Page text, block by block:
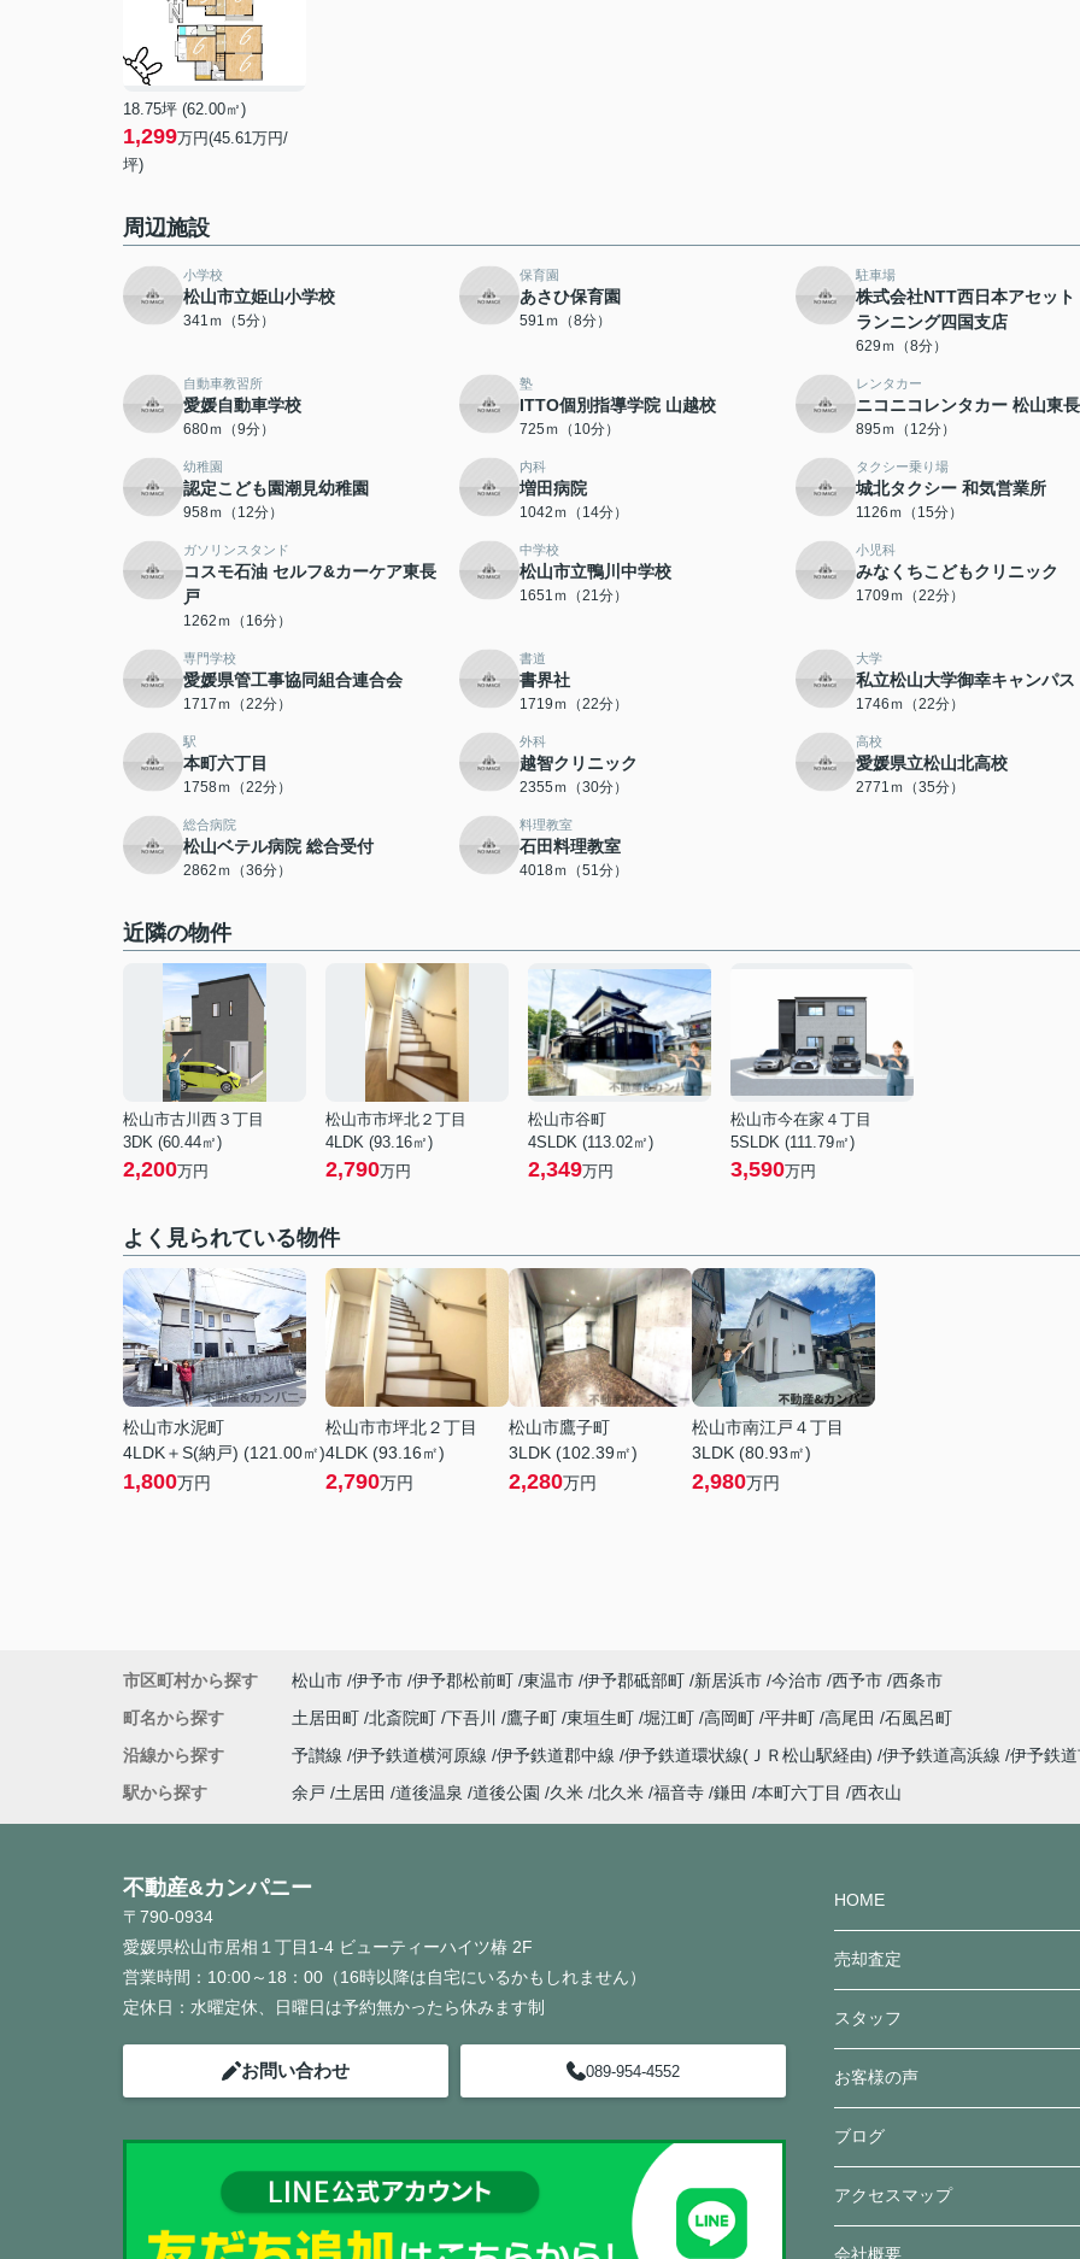
18.75坪 (62.00㎡)
1,299万円(45.61万円/
坪)
周辺施設
小学校
松山市立姫山小学校
341ｍ（5分）
保育園
あさひ保育園
591ｍ（8分）
駐車場
株式会社NTT西日本アセット
ランニング四国支店
629ｍ（8分）
自動車教習所
愛媛自動車学校
680ｍ（9分）
塾
ITTO個別指導学院 山越校
725ｍ（10分）
レンタカー
ニコニコレンタカー 松山東
895ｍ（12分）
幼稚園
認定こども園潮見幼稚園
958ｍ（12分）
内科
増田病院
1042ｍ（14分）
タクシー乗り場
城北タクシー 和気営業所
1126ｍ（15分）
ガソリンスタンド
コスモ石油 セルフ&カーケア東長
戸
1262ｍ（16分）
中学校
松山市立鴨川中学校
1651ｍ（21分）
小児科
みなくちこどもクリニック
1709ｍ（22分）
専門学校
愛媛県管工事協同組合連合会
1717ｍ（22分）
書道
書界社
1719ｍ（22分）
大学
私立松山大学御幸キャンパス
1746ｍ（22分）
駅
本町六丁目
1758ｍ（22分）
外科
越智クリニック
2355ｍ（30分）
高校
愛媛県立松山北高校
2771ｍ（35分）
総合病院
松山ベテル病院 総合受付
2862ｍ（36分）
料理教室
石田料理教室
4018ｍ（51分）
近隣の物件
松山市古川西３丁目
3DK (60.44㎡)
2,200万円
松山市市坪北２丁目
4LDK (93.16㎡)
2,790万円
松山市谷町
4SLDK (113.02㎡)
2,349万円
松山市今在家４丁目
5SLDK (111.79㎡)
3,590万円
よく見られている物件
松山市水泥町
4LDK＋S(納戸) (121.00㎡)
1,800万円
松山市市坪北２丁目
4LDK (93.16㎡)
2,790万円
松山市鷹子町
3LDK (102.39㎡)
2,280万円
松山市南江戸４丁目
3LDK (80.93㎡)
2,980万円
市区町村から探す 松山市 伊予市 伊予郡松前町 東温市 伊予郡砥部町 新居浜市 今治市 西予市 西条市
町名から探す
土居田町 北斎院町 下吾川 鷹子町 東垣生町 堀江町 高岡町 平井町 高尾田
石風呂町
沿線から探す
予讃線 伊予鉄道横河原線 伊予鉄道郡中線 伊予鉄道環状線(ＪＲ松山駅経由) 伊予鉄道高浜線 伊予鉄
駅から探す
余戸 土居田 道後温泉 道後公園 久米 北久米 福音寺 鎌田 本町六丁目 西衣山
不動産&カンパニー
〒790-0934
愛媛県松山市居相１丁目1-4 ビューティーハイツ椿 2F
営業時間： 10:00～18：00（16時以降は自宅にいるかもしれません）
定休日： 水曜定休、日曜日は予約無かったら休みます制
お問い合わせ 089-954-4552
HOME
売却査定
スタッフ
お客様の声
ブログ
アクセスマップ
会社概要